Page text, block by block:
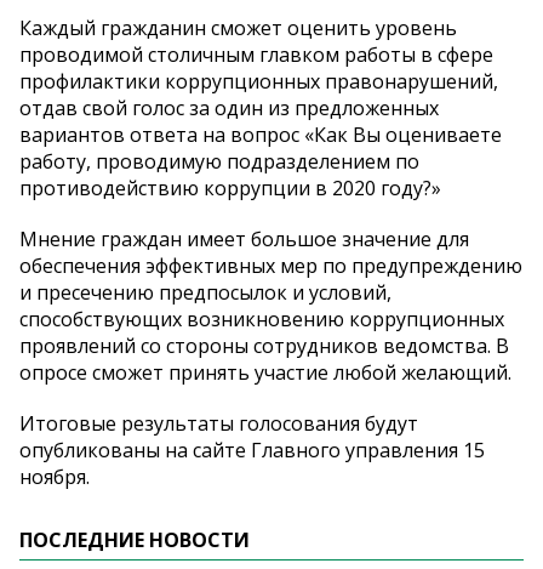
Каждый гражданин сможет оценить уровень
проводимой столичным главком работы в сфере
профилактики коррупционных правонарушений,
отдав свой голос за один из предложенных
вариантов ответа на вопрос «Как Вы оцениваете
работу, проводимую подразделением по
противодействию коррупции в 2020 году?»
Мнение граждан имеет большое значение для
обеспечения эффективных мер по предупреждению
и пресечению предпосылок и условий,
способствующих возникновению коррупционных
проявлений со стороны сотрудников ведомства. В
опросе сможет принять участие любой желающий.
Итоговые результаты голосования будут
опубликованы на сайте Главного управления 15
ноября.
ПОСЛЕДНИЕ НОВОСТИ